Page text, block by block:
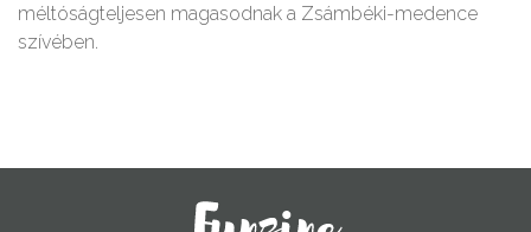
méltóságteljesen magasodnak a Zsámbéki-medence
szívében.